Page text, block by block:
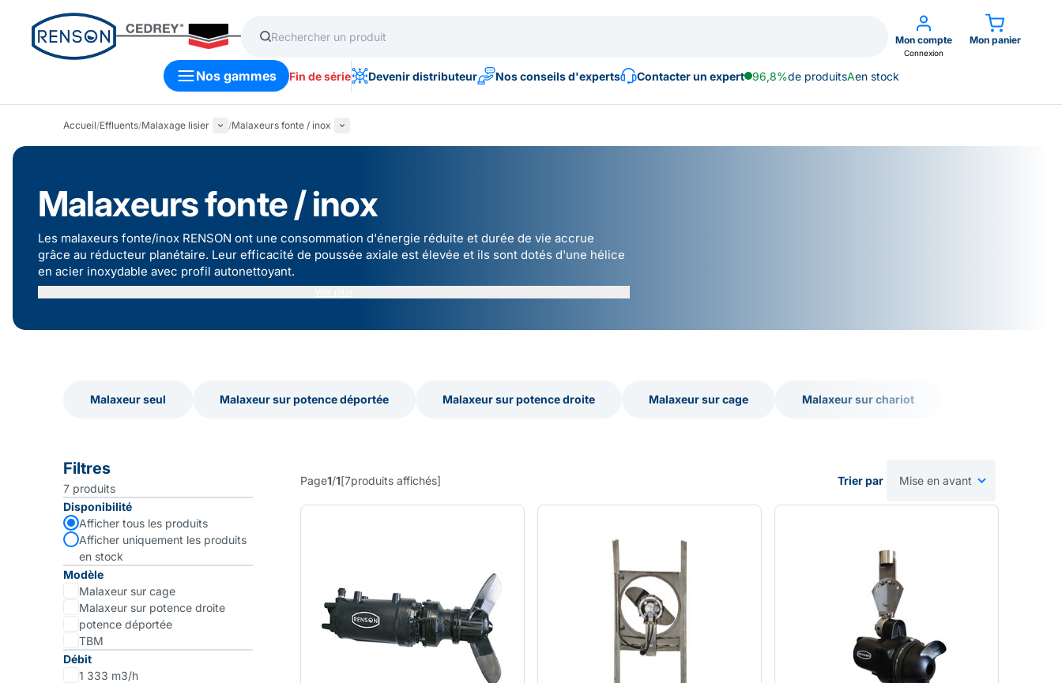
Mon compte
Connexion
Mon panier
Nos gammes Fin de série Devenir distributeur Nos conseils d'experts Contacter un expert 96,8%de produitsAen stock
Accueil/Effluents/Malaxage lisier /Malaxeurs fonte / inox
Malaxeurs fonte / inox
Les malaxeurs fonte/inox RENSON ont une consommation d'énergie réduite et durée de vie accrue
grâce au réducteur planétaire. Leur efficacité de poussée axiale est élevée et ils sont dotés d'une hélice
en acier inoxydable avec profil autonettoyant.
Malaxeur seul
Malaxeur sur potence déportée
Malaxeur sur potence droite
Malaxeur sur cage
Malaxeur sur chariot
Filtres
7 produits
Disponibilité
Afficher tous les produits
Afficher uniquement les produits
en stock
Modèle
Malaxeur sur cage
Malaxeur sur potence droite
potence déportée
TBM
Débit
1 333 m3/h
Page1/1[7produits affichés] Trier par